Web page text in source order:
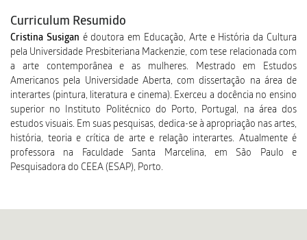
Curriculum Resumido
Cristina Susigan é doutora em Educação, Arte e História da Cultura
pela Universidade Presbiteriana Mackenzie, com tese relacionada com
a arte contemporânea e as mulheres. Mestrado em Estudos
Americanos pela Universidade Aberta, com dissertação na área de
interartes (pintura, literatura e cinema). Exerceu a docência no ensino
superior no Instituto Politécnico do Porto, Portugal, na área dos
estudos visuais. Em suas pesquisas, dedica-se à apropriação nas artes,
história, teoria e crítica de arte e relação interartes. Atualmente é
professora na Faculdade Santa Marcelina, em São Paulo e
Pesquisadora do CEEA (ESAP), Porto.